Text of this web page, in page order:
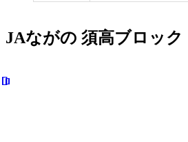
JAながの 須高ブロッ